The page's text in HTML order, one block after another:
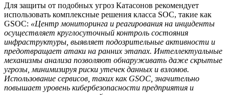
Для защиты от подобных угроз Катасонов рекомендует
использовать комплексные решения класса SOC, такие как
GSOC: «Центр мониторинга и реагирования на инциденты
осуществляет круглосуточный контроль состояния
инфраструктуры, выявляет подозрительные активности и
предотвращает атаки на ранних этапах. Интеллектуальные
механизмы анализа позволяют обнаруживать даже скрытые
угрозы, минимизируя риски утечек данных и взломов.
Использование сервисов, таких как GSOC , значительно
повышает уровень кибербезопасности предприятия и